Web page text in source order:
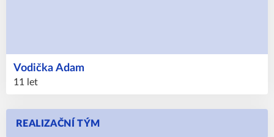
REALIZAČNÍ TÝM
Adam
Vodička
11 let